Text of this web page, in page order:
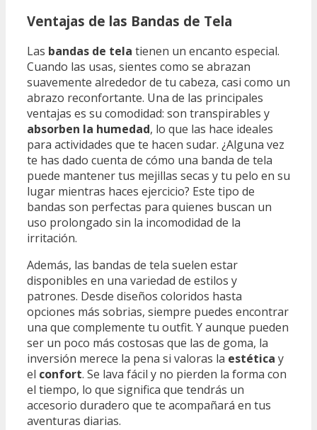
Ventajas de las Bandas de Tela
Las bandas de tela tienen un encanto especial.
Cuando las usas, sientes como se abrazan
suavemente alrededor de tu cabeza, casi como un
abrazo reconfortante. Una de las principales
ventajas es su comodidad: son transpirables y
absorben la humedad, lo que las hace ideales
para actividades que te hacen sudar. ¿Alguna vez
te has dado cuenta de cómo una banda de tela
puede mantener tus mejillas secas y tu pelo en su
lugar mientras haces ejercicio? Este tipo de
bandas son perfectas para quienes buscan un
uso prolongado sin la incomodidad de la
irritación.
Además, las bandas de tela suelen estar
disponibles en una variedad de estilos y
patrones. Desde diseños coloridos hasta
opciones más sobrias, siempre puedes encontrar
una que complemente tu outfit. Y aunque pueden
ser un poco más costosas que las de goma, la
inversión merece la pena si valoras la estética y
el confort. Se lava fácil y no pierden la forma con
el tiempo, lo que significa que tendrás un
accesorio duradero que te acompañará en tus
aventuras diarias.